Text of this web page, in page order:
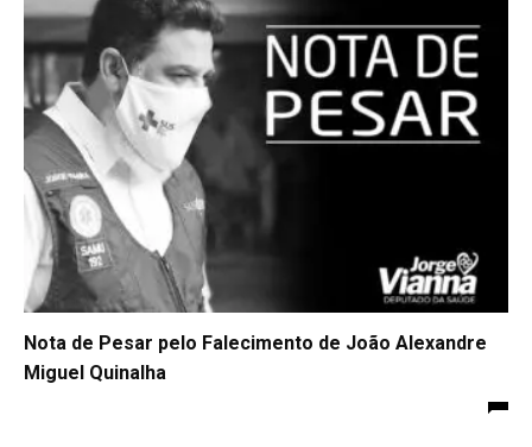
Nota de Pesar pelo Falecimento de João Alexandre
Miguel Quinalha